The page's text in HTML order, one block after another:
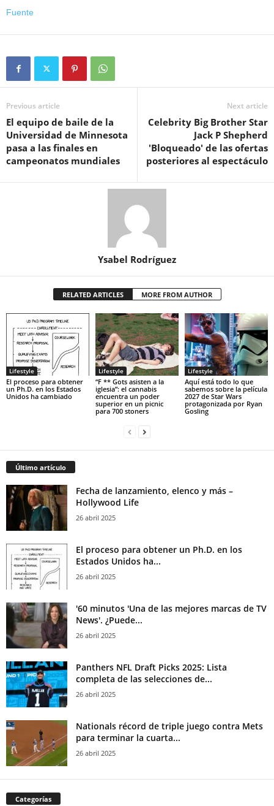
Fuente
Previous article
El equipo de baile de la
Universidad de Minnesota
pasa a las finales en
campeonatos mundiales
Next article
Celebrity Big Brother Star
Jack P Shepherd
'Bloqueado' de las ofertas
posteriores al espectáculo
Ysabel Rodríguez
RELATED ARTICLES MORE FROM AUTHOR
Lifestyle
El proceso para obtener
un Ph.D. en los Estados
Unidos ha cambiado
Lifestyle
“F ** Gots asisten a la
iglesia”: el cannabis
encuentra un poder
superior en un picnic
para 700 stoners
Lifestyle
Aquí está todo lo que
sabemos sobre la película
2027 de Star Wars
protagonizada por Ryan
Gosling
Último artículo
Fecha de lanzamiento, elenco y más –
Hollywood Life
26 abril 2025
El proceso para obtener un Ph.D. en los
Estados Unidos ha...
26 abril 2025
'60 minutos 'Una de las mejores marcas de TV
News'. ¿Puede...
26 abril 2025
Panthers NFL Draft Picks 2025: Lista
completa de las selecciones de...
26 abril 2025
Nationals récord de triple juego contra Mets
para terminar la cuarta...
26 abril 2025
Categorías